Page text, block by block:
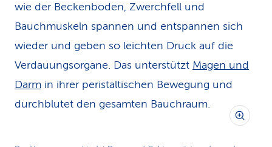
wie der Beckenboden, Zwerchfell und
Bauchmuskeln spannen und entspannen sich
wieder und geben so leichten Druck auf die
Verdauungsorgane. Das unterstützt Magen und
Darm in ihrer peristaltischen Bewegung und
durchblutet den gesamten Bauchraum.